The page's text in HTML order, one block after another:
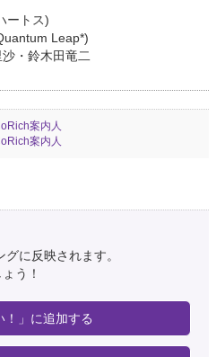
ートス)
Leap*)
沙・鈴木田竜二
案内人
案内人
に反映されます。
う！
！」に追加する